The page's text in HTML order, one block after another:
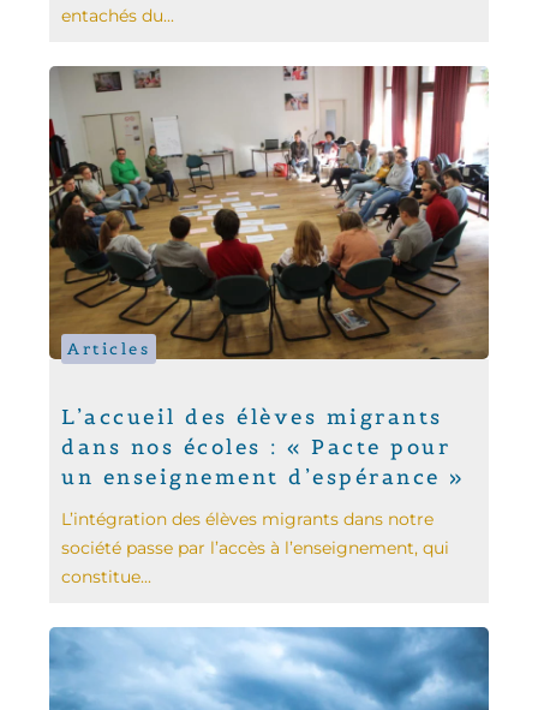
entachés du...
Articles
L’accueil des élèves migrants
dans nos écoles : « Pacte pour
un enseignement d’espérance »
L’intégration des élèves migrants dans notre
société passe par l’accès à l’enseignement, qui
constitue...